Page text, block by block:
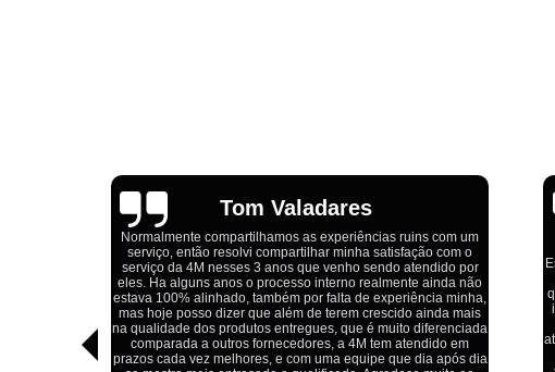
Igor Cordeiro
Estou extremamente satisfeito com o serviço da 4M Camisetas!
Eles forneceram uniformes para a minha pizzaria, e a
qualidade das camisetas é excelente. O tecido é confortável, a
impressão está impecável, e o preço foi justo, especialmente
considerando a alta qualidade do produto. Além disso, o
atendimento foi ágil e atencioso, desde o primeiro contato até a
entrega dos uniformes. Com certeza, recomendo a 4M